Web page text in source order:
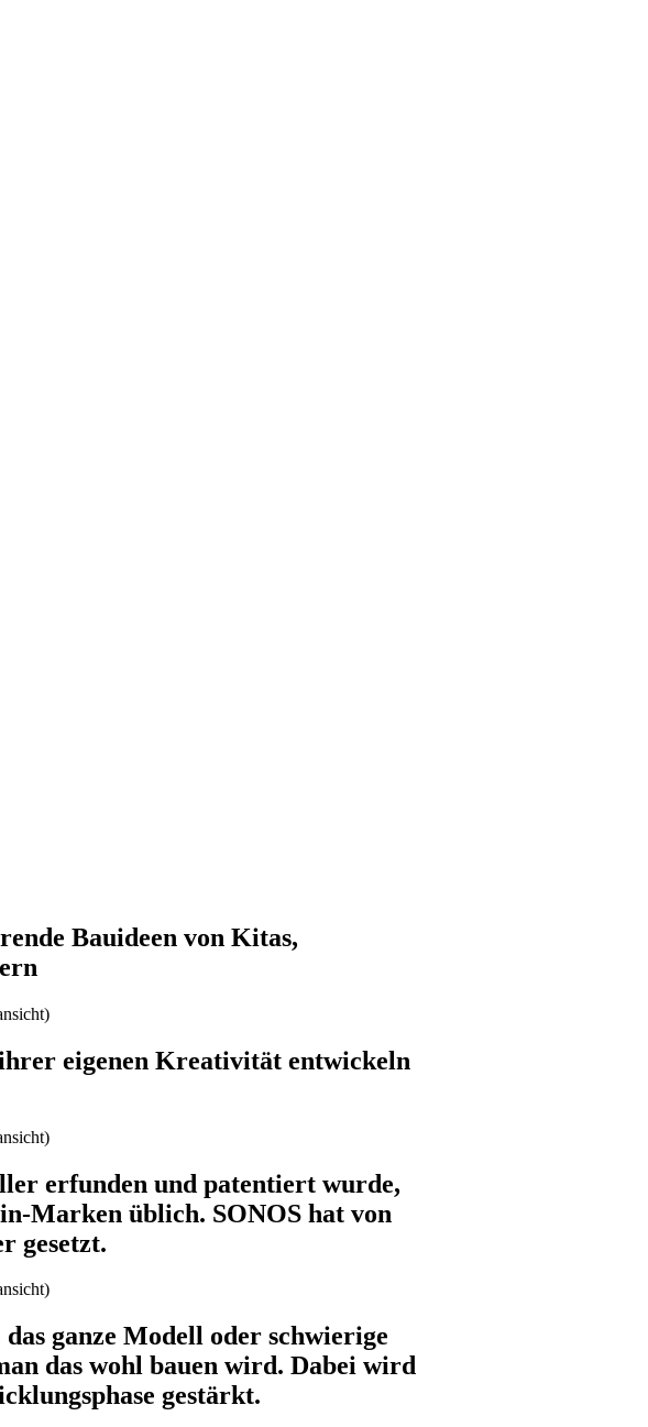
Bauideen von Kitas,
eigenen Kreativität entwickeln
erfunden und patentiert wurde,
Marken üblich. SONOS hat von
gesetzt.
ganze Modell oder schwierige
das wohl bauen wird. Dabei wird
gestärkt.